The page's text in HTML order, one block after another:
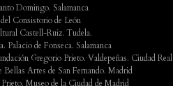
Domingo. Salamanca
Consistorio de León
Castell-Ruiz. Tudela.
Palacio de Fonseca. Salamanca
Gregorio Prieto. Valdepeñas. Ciudad Real
Artes de San Fernando. Madrid
Museo de la Ciudad de Madrid